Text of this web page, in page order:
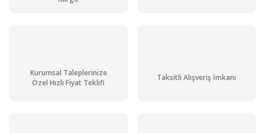
Kurumsal Taleplerinize
Özel Hızlı Fiyat Teklifi
Taksitli Alışveriş İmkanı